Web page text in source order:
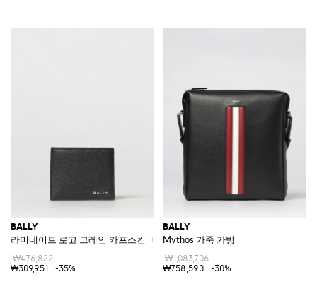
BALLY
라미네이트 로고 그레인 카프스킨 바이폴드 지갑
₩476,822
₩309,951
-35%
BALLY
Mythos 가죽 가방
₩1,083,706
₩758,590
-30%